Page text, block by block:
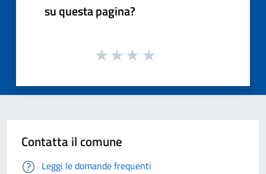
su questa pagina?
Contatta il comune
Leggi le domande frequenti